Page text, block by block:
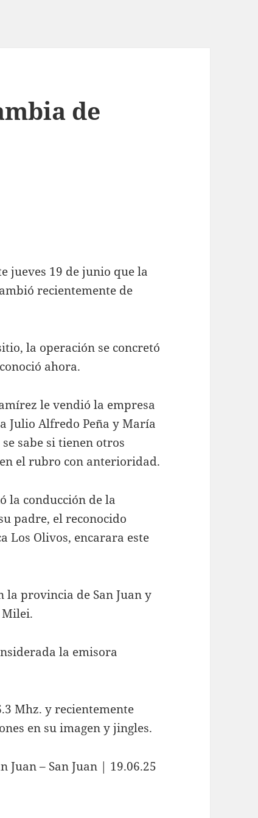
de
jueves 19 de junio que la
recientemente de
la operación se concretó
ahora.
le vendió la empresa
Julio Alfredo Peña y María
sabe si tienen otros
el rubro con anterioridad.
la conducción de la
padre, el reconocido
Los Olivos, encarara este
la provincia de San Juan y
la emisora
Mhz. y recientemente
en su imagen y jingles.
Juan – San Juan | 19.06.25